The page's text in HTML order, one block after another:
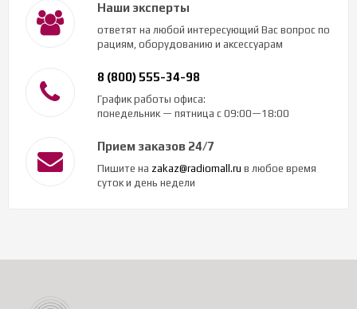
Наши эксперты
ответят на любой интересующий Вас вопрос по
рациям, оборудованию и аксессуарам
8 (800) 555-34-98
График работы офиса:
понедельник — пятница с 09:00—18:00
Прием заказов 24/7
Пишите на zakaz@radiomall.ru в любое время
суток и день недели